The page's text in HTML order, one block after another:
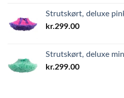
Strutskørt, deluxe
kr.299.00
Strutskørt, deluxe
kr.299.00